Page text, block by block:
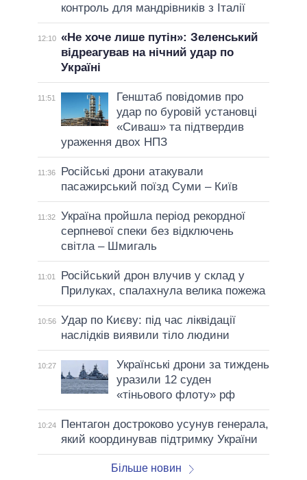
контроль для мандрівників з Італії
12:10 «Не хоче лише путін»: Зеленський
відреагував на нічний удар по
Україні
11:51
Генштаб повідомив про
удар по буровій установці
«Сиваш» та підтвердив
ураження двох НПЗ
11:36
Російські дрони атакували
пасажирський поїзд Суми – Київ
11:32
Україна пройшла період рекордної
серпневої спеки без відключень
світла – Шмигаль
11:01
Російський дрон влучив у склад у
Прилуках, спалахнула велика пожежа
10:56 Удар по Києву: під час ліквідації
наслідків виявили тіло людини
10:27
Українські дрони за тиждень
уразили 12 суден
«тіньового флоту» рф
10:24
Пентагон достроково усунув генерала,
який координував підтримку України
Більше новин